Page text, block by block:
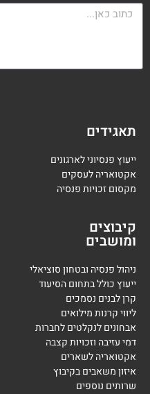
תאגידים
ייעוץ פנסיוני לארגונים
אקטואריה לעסקים
מקסום זכויות פנסיה
קיבוצים
ומושבים
ניהול פנסיה ובטחון סוציאלי
ייעוץ כולל בתחום הסיעוד
קרן לבנים נסמכים
ליווי קרנות מילואים
אבחונים לנקלטים לחברות
דמי עזיבה וזכויות קצבה
אקטואריה לשארים
איזון משאבים בקיבוץ
שרותים נוספים